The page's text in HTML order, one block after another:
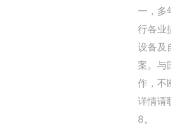
一，多
行各业
设备及
案。与
作，不
详情
8。